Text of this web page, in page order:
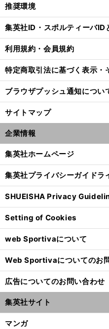
推奨環境
集英社ID・スポルティーバID
利用規約・会員規約
特定商取引法に基づく表示・
ブラウザプッシュ通知につい
サイトマップ
企業情報
集英社ホームページ
集英社プライバシーガイドラ
SHUEISHA Privacy
Setting of Cookies
web Sportivaについて
Web Sportivaについてのお
広告についてのお問い合わせ
集英社サイト
マンガ